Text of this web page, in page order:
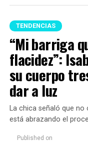
cama. Para el Feng
lo más despejado
permitir que la
5 Para finalizar,se
principal de la
Cualquier elemento
desorden y dificultar
oportunidades, según
internacionales
destacan las de
Secretaría General
Guatemala, México,
y Uruguay.
Además, ya se
Estado a la
Kast, de Chile;
Raúl Mulino, de
República
TENDENCIAS
“Mi barriga
flacidez”:
su cuerpo
dar a luz
La chica señaló que
está abrazando el
Published on